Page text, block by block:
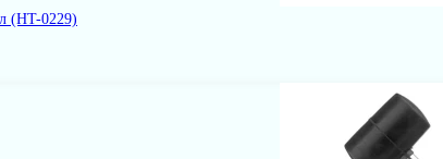
(HT-0229)